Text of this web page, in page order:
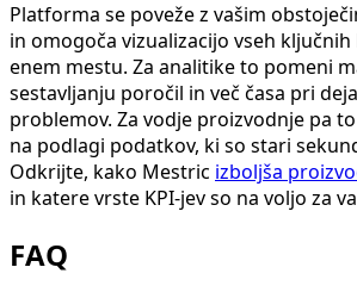
Platforma se poveže z vašim
in omogoča vizualizacijo vseh ključnih
enem mestu. Za analitike to pomeni
sestavljanju poročil in več časa pri
problemov. Za vodje proizvodnje pa
na podlagi podatkov, ki so stari
Odkrijte, kako Mestric izboljša
in katere vrste KPI-jev so na voljo za
FAQ